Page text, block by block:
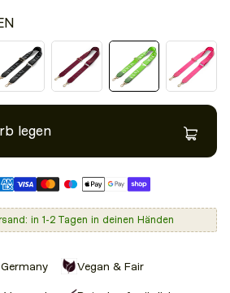
legen
in 1-2 Tagen in deinen Händen
Vegan & Fair